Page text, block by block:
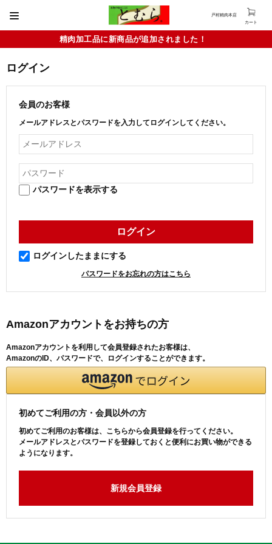
戸村精肉本店
カート
精肉加工品に新商品が追加されました！
ログイン
会員のお客様
メールアドレスとパスワードを入力してログインしてください。
パスワードを表示する
ログインしたままにする
パスワードをお忘れの方はこちら
Amazonアカウントをお持ちの方
Amazonアカウントを利用して会員登録されたお客様は、
AmazonのID、パスワードで、ログインすることができます。
初めてご利用の方・会員以外の方
初めてご利用のお客様は、こちらから会員登録を行ってください。
メールアドレスとパスワードを登録しておくと便利にお買い物ができる
ようになります。